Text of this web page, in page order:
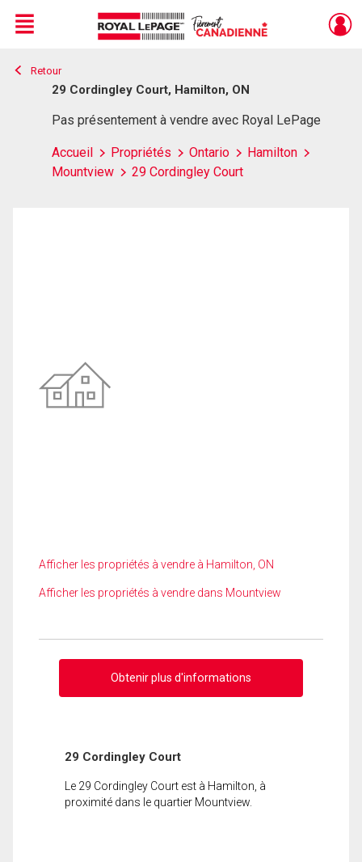
Live
En Direct
Menu
Retour
29 Cordingley Court, Hamilton, ON
Pas présentement à vendre avec Royal LePage
Accueil Propriétés Ontario
Hamilton
Mountview
29 Cordingley Court
Afficher les propriétés à vendre à Hamilton, ON
Afficher les propriétés à vendre dans Mountview
Obtenir plus d'informations
29 Cordingley Court
Le 29 Cordingley Court est à Hamilton, à
proximité dans le quartier Mountview.